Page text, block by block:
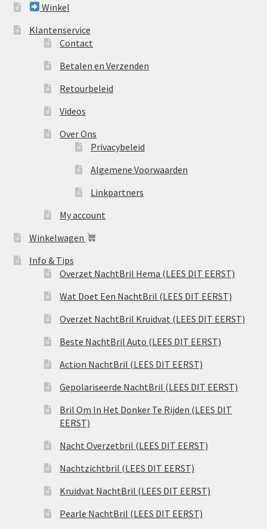
Winkel
Klantenservice
Contact
Betalen en Verzenden
Retourbeleid
Videos
Over Ons
Privacybeleid
Algemene Voorwaarden
Linkpartners
My account
Winkelwagen
Info & Tips
Overzet NachtBril Hema (LEES DIT EERST)
Wat Doet Een NachtBril (LEES DIT EERST)
Overzet NachtBril Kruidvat (LEES DIT EERST)
Beste NachtBril Auto (LEES DIT EERST)
Action NachtBril (LEES DIT EERST)
Gepolariseerde NachtBril (LEES DIT EERST)
Bril Om In Het Donker Te Rijden (LEES DIT
EERST)
Nacht Overzetbril (LEES DIT EERST)
Nachtzichtbril (LEES DIT EERST)
Kruidvat NachtBril (LEES DIT EERST)
Pearle NachtBril (LEES DIT EERST)